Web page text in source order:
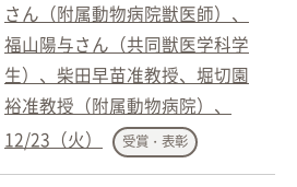
さん（附属動物病院獣医師）、
福山陽与さん（共同獣医学科学
生）、柴田早苗准教授、堀切園
裕准教授（附属動物病院）、
12/23（火）
受賞・表彰